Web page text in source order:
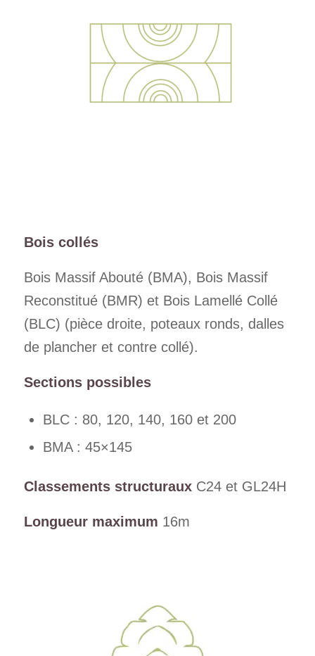
Bois collés
Bois Massif Abouté (BMA), Bois Massif
Reconstitué (BMR) et Bois Lamellé Collé
(BLC) (pièce droite, poteaux ronds, dalles
de plancher et contre collé).
Sections possibles
BLC : 80, 120, 140, 160 et 200
BMA : 45×145
Classements structuraux C24 et GL24H
Longueur maximum 16m